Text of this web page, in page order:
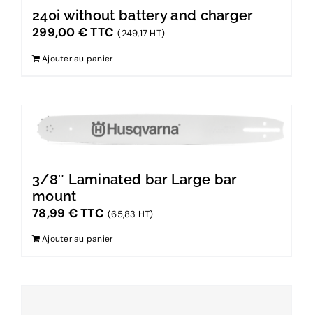
240i without battery and charger
299,00 €TTC (249,17 HT)
Ajouter au panier
3/8″ Laminated bar Large bar
mount
78,99 €TTC (65,83 HT)
Ajouter au panier